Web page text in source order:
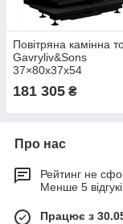
Повітряна камінна
Gavryliv&Sons
37×80x37x54
181 305 ₴
Про нас
Рейтинг не
Менше 5
Працює з